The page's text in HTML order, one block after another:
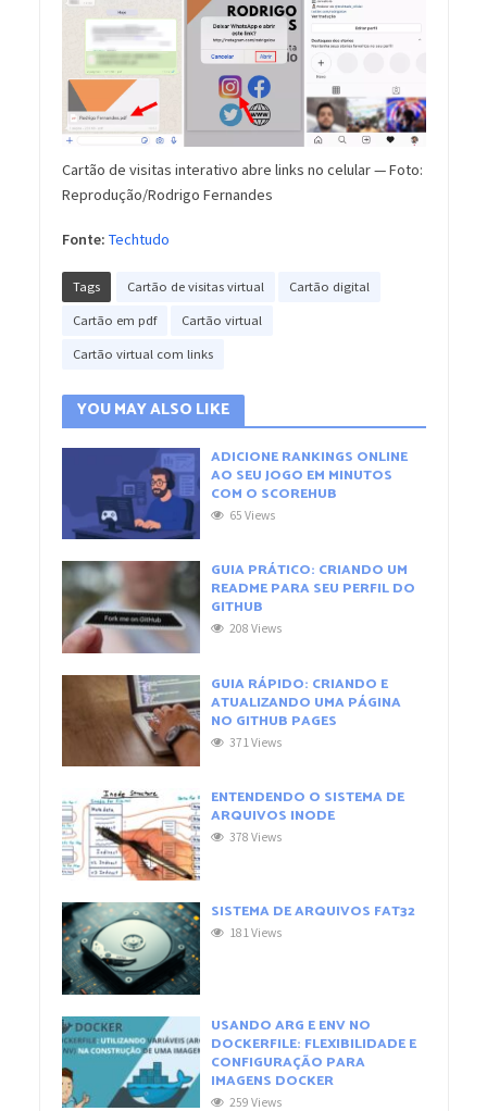
Cartão de visitas interativo abre links no celular — Foto:
Reprodução/Rodrigo Fernandes
Fonte: Techtudo
Tags Cartão de visitas virtual Cartão digital
Cartão em pdf Cartão virtual
Cartão virtual com links
YOU MAY ALSO LIKE
ADICIONE RANKINGS ONLINE
AO SEU JOGO EM MINUTOS
COM O SCOREHUB
65 Views
GUIA PRÁTICO: CRIANDO UM
README PARA SEU PERFIL DO
GITHUB
208 Views
GUIA RÁPIDO: CRIANDO E
ATUALIZANDO UMA PÁGINA
NO GITHUB PAGES
371 Views
ENTENDENDO O SISTEMA DE
ARQUIVOS INODE
378 Views
SISTEMA DE ARQUIVOS FAT32
181 Views
USANDO ARG E ENV NO
DOCKERFILE: FLEXIBILIDADE E
CONFIGURAÇÃO PARA
IMAGENS DOCKER
259 Views